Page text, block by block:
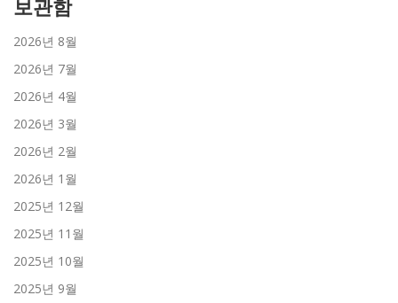
보관함
2026년 8월
2026년 7월
2026년 4월
2026년 3월
2026년 2월
2026년 1월
2025년 12월
2025년 11월
2025년 10월
2025년 9월